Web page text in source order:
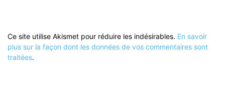
Ce site utilise Akismet pour réduire les indésirables. En savoir
plus sur la façon dont les données de vos commentaires sont
traitées.